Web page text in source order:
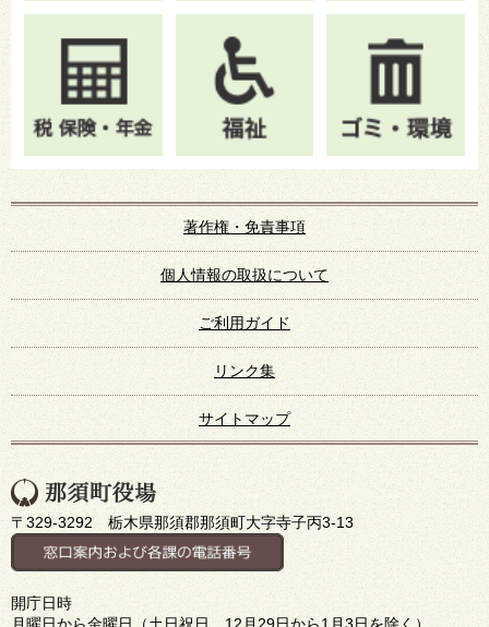
著作権・免責事項
個人情報の取扱について
ご利用ガイド
リンク集
サイトマップ
〒329-3292 栃木県那須郡那須町大字寺子丙3-13
開庁日時
月曜日から金曜日（土日祝日、12月29日から1月3日を除く）